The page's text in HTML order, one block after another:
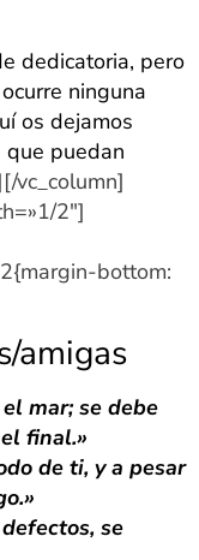
dedicatoria, pero
ninguna
os dejamos
que puedan
vc_column]
2″]
bottom:
amigas
mar; se debe
final.»
de ti, y a pesar
se